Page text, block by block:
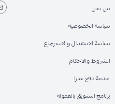
من نحن
سياسة الخصوصية
سياسة الاستبدال والاسترجاع
الشروط والاحكام
خدمة دفع تمارا
برنامج التسويق بالعمولة